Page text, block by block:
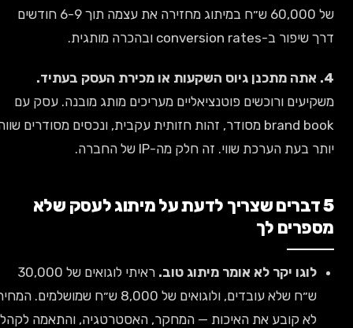
של 60,000 ש״ח במיתוג מחזירה את עצמה תוך 6-9 חודשים
דרך שיפור ב-conversion rates ובהכרה מותגית.
4. אתה מתכנן גיוס השקעות או מכירת העסק בעתיד.
משקיעים ורוכשים פוטנציאליים מעריכים מותג מובנה. עסק עם
brand book מסודר, זהות חזותית עקבית, ונכסים מסודרים שווה
יותר בעת הערכת שווי. זה חלק מה-IP של החברה.
5 דברים שצריך לדעת על מיתוג לעסק שלא
מספרים לך
לוגו יקר לא אומר מיתוג טוב.
ראיתי לוגואים של 30,000
ש״ח שלא עובדים, ולוגואים של 8,000 ש״ח שמושלמים. המחיר
לא קובע את האיכות — המחקר, האסטרטגיה, והתאמה לקהל